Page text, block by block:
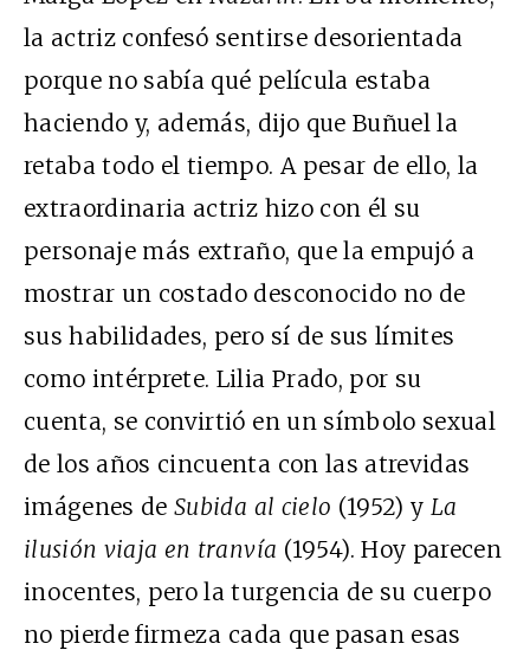
la actriz confesó sentirse desorientada
porque no sabía qué película estaba
haciendo y, además, dijo que Buñuel la
retaba todo el tiempo. A pesar de ello, la
extraordinaria actriz hizo con él su
personaje más extraño, que la empujó a
mostrar un costado desconocido no de
sus habilidades, pero sí de sus límites
como intérprete. Lilia Prado, por su
cuenta, se convirtió en un símbolo sexual
de los años cincuenta con las atrevidas
imágenes deSubida al cielo (1952) y La
ilusión viaja en tranvía (1954). Hoy parecen
inocentes, pero la turgencia de su cuerpo
no pierde firmeza cada que pasan esas